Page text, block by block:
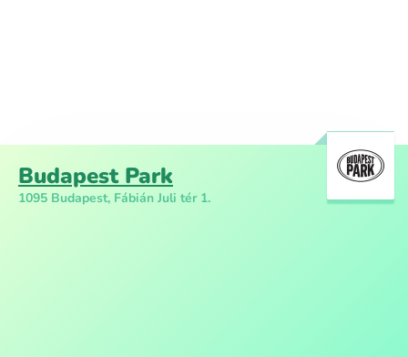
Budapest Park
1095 Budapest, Fábián Juli tér 1.